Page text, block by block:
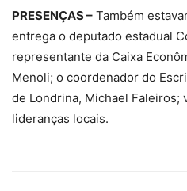
PRESENÇAS – Também
entrega o deputado estadual
representante da Caixa
Menoli; o coordenador do
de Londrina, Michael Faleiros;
lideranças locais.